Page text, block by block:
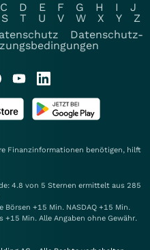
C D E F G H I
J
S T U V W X Y
Z
Datenschutz-
Finanzinformationen benötigen, hilft
4.8 von 5 Sternen ermittelt aus 285
+15 Min. NASDAQ +15 Min.
+15 Min. Alle Angaben ohne Gewähr.